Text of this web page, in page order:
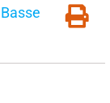
Basse